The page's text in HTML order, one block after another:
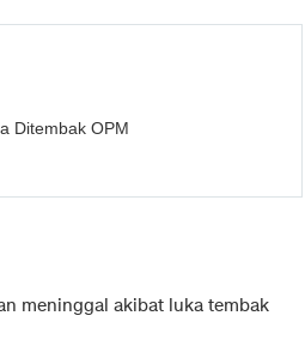
Ditembak OPM
meninggal akibat luka tembak